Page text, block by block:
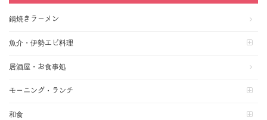
鍋焼きラーメン
魚介・伊勢エビ料理
居酒屋・お食事処
モーニング・ランチ
和食